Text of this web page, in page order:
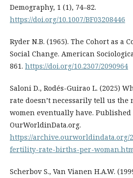
Demography, 1 (1), 74–82.
https://doi.org/10.1007/BF03208446
Ryder N.B. (1965). The Cohort as a
Social Change. American
861. https://doi.org/10.2307/2090964
Saloni D., Rodés-Guirao L. (2025)
rate doesn’t necessarily tell us
women eventually have.
OurWorldinData.org.
https://archive.ourworldindata.org/
fertility-rate-births-per-
Scherbov S., Van Vianen H.A.W.